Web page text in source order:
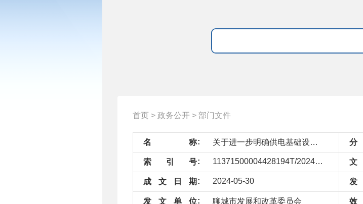
首页 > 政务公开 > 部门文件
名 称 关于进一步明确供电基础设施建设支出纳入土地储备成本有关事项的通知 分
索 引 号 11371500004428194T/2024-45387943 文
成 文 日 期 2024-05-30 发
发 文 单 位 聊城市发展和改革委员会 效